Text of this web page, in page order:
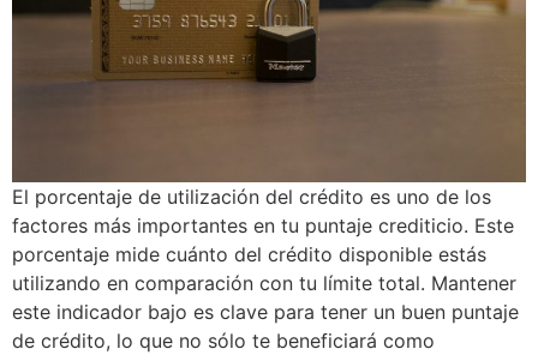
El porcentaje de utilización del crédito es uno de los
factores más importantes en tu puntaje crediticio. Este
porcentaje mide cuánto del crédito disponible estás
utilizando en comparación con tu límite total. Mantener
este indicador bajo es clave para tener un buen puntaje
de crédito, lo que no sólo te beneficiará como